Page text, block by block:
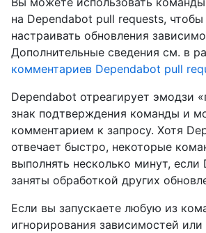
на Dependabot pull requests, чтобы
настраивать обновления
Дополнительные сведения см. в
комментариев Dependabot pull
Dependabot отреагирует эмодзи
знак подтверждения команды и
комментарием к запросу. Хотя
отвечает быстро, некоторые
выполнять несколько минут, если
заняты обработкой других
Если вы запускаете любую из
игнорирования зависимостей или